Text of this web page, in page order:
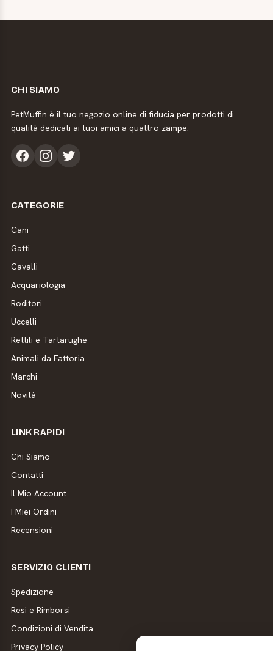
CHI SIAMO
PetMuffin è il tuo negozio online di fiducia per prodotti di
qualità dedicati ai tuoi amici a quattro zampe.
CATEGORIE
Cani
Gatti
Cavalli
Acquariologia
Roditori
Uccelli
Rettili e Tartarughe
Animali da Fattoria
Marchi
Novità
LINK RAPIDI
Chi Siamo
Contatti
Il Mio Account
I Miei Ordini
Recensioni
SERVIZIO CLIENTI
Spedizione
Resi e Rimborsi
Condizioni di Vendita
Privacy Policy